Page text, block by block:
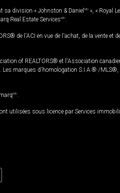
sa division « Johnston & Daniel MD », « Royal
Real Estate ServicesMD
de l'ACI en vue de l'achat, de la vente et
of REALTORS® et l'Association
marques d'homologation S.I.A.® /
MD
utilisées sous licence par Services